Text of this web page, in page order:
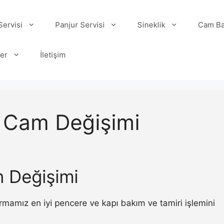
Panjur Servisi Sineklik Cam
İletişim
Değişimi
Değişimi
en iyi pencere ve kapı bakım ve tamiri işlemini